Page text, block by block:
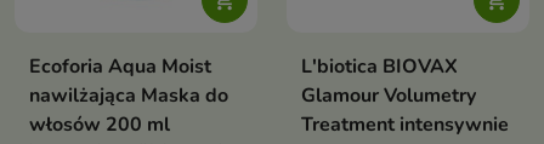
Ecoforia Aqua Moist
nawilżająca Maska do
włosów 200 ml
L'biotica BIOVAX
Glamour Volumetry
Treatment intensywnie